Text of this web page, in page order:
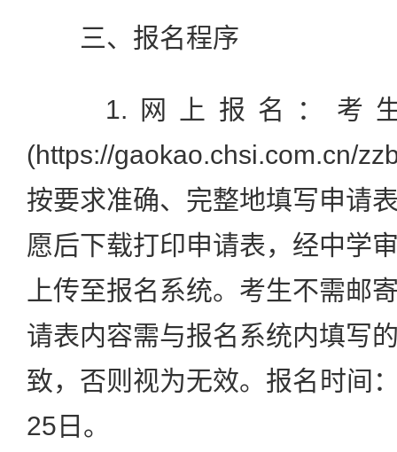
三、报名程序
1.网上报名：考生
(https://gaokao.chsi.com.cn/
按要求准确、完整地填写申请
愿后下载打印申请表，经中学
上传至报名系统。考生不需邮
请表内容需与报名系统内填写
致，否则视为无效。报名时间
25日。